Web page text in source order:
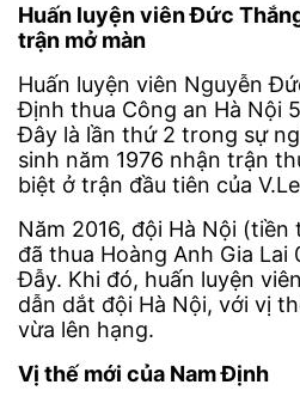
Huấn luyện viên Đức
trận mở màn
Huấn luyện viên Nguyễn
Định thua Công an Hà Nội
Đây là lần thứ 2 trong sự
sinh năm 1976 nhận trận
biệt ở trận đầu tiên của
Năm 2016, đội Hà Nội (tiền
đã thua Hoàng Anh Gia Lai
Đẫy. Khi đó, huấn luyện
dẫn dắt đội Hà Nội, với vị
vừa lên hạng.
Vị thế mới của Nam Định